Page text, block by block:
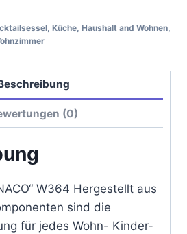
Küche, Haushalt and Wohnen
(0)
W364 Hergestellt aus
sind die
für jedes Wohn- Kinder-